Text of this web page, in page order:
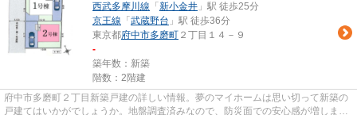
西武多摩川線 「 新小金井 」駅 徒歩25分
京王線 「 武蔵野台 」駅 徒歩36分
東京都府中市多磨町 ２丁目１４－９
-
築年数：新築
階数：2階建
府中市多磨町２丁目新築戸建の詳しい情報。夢のマイホームは思い切って新築の
戸建てはいかがでしょうか。地盤調査済みなので、防災面での安心感が増しま